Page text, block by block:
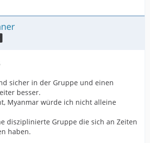
sicher in der Gruppe und einen
besser.
Myanmar würde ich nicht alleine
disziplinierte Gruppe die sich an Zeiten
haben.